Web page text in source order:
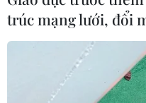
trúc mạng lưới, đổi